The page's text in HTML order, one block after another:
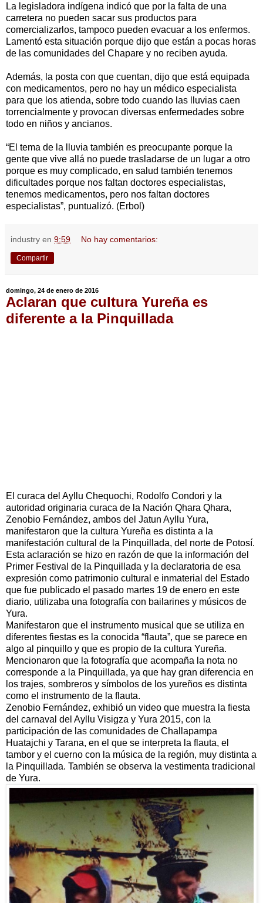
La legisladora indígena indicó que por la falta de una
carretera no pueden sacar sus productos para
comercializarlos, tampoco pueden evacuar a los enfermos.
Lamentó esta situación porque dijo que están a pocas horas
de las comunidades del Chapare y no reciben ayuda.
Además, la posta con que cuentan, dijo que está equipada
con medicamentos, pero no hay un médico especialista
para que los atienda, sobre todo cuando las lluvias caen
torrencialmente y provocan diversas enfermedades sobre
todo en niños y ancianos.
“El tema de la lluvia también es preocupante porque la
gente que vive allá no puede trasladarse de un lugar a otro
porque es muy complicado, en salud también tenemos
dificultades porque nos faltan doctores especialistas,
tenemos medicamentos, pero nos faltan doctores
especialistas”, puntualizó. (Erbol)
industry en 9:59 No hay comentarios:
Compartir
domingo, 24 de enero de 2016
Aclaran que cultura Yureña es
diferente a la Pinquillada
El curaca del Ayllu Chequochi, Rodolfo Condori y la
autoridad originaria curaca de la Nación Qhara Qhara,
Zenobio Fernández, ambos del Jatun Ayllu Yura,
manifestaron que la cultura Yureña es distinta a la
manifestación cultural de la Pinquillada, del norte de Potosí.
Esta aclaración se hizo en razón de que la información del
Primer Festival de la Pinquillada y la declaratoria de esa
expresión como patrimonio cultural e inmaterial del Estado
que fue publicado el pasado martes 19 de enero en este
diario, utilizaba una fotografía con bailarines y músicos de
Yura.
Manifestaron que el instrumento musical que se utiliza en
diferentes fiestas es la conocida “flauta”, que se parece en
algo al pinquillo y que es propio de la cultura Yureña.
Mencionaron que la fotografía que acompaña la nota no
corresponde a la Pinquillada, ya que hay gran diferencia en
los trajes, sombreros y símbolos de los yureños es distinta
como el instrumento de la flauta.
Zenobio Fernández, exhibió un video que muestra la fiesta
del carnaval del Ayllu Visigza y Yura 2015, con la
participación de las comunidades de Challapampa
Huatajchi y Tarana, en el que se interpreta la flauta, el
tambor y el cuerno con la música de la región, muy distinta a
la Pinquillada. También se observa la vestimenta tradicional
de Yura.